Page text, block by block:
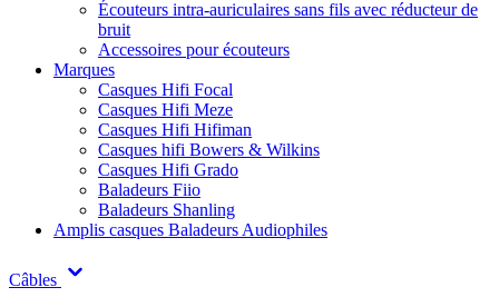
Écouteurs intra-auriculaires sans fils avec réducteur de
bruit
Accessoires pour écouteurs
Marques
Casques Hifi Focal
Casques Hifi Meze
Casques Hifi Hifiman
Casques hifi Bowers & Wilkins
Casques Hifi Grado
Baladeurs Fiio
Baladeurs Shanling
Amplis casques Baladeurs Audiophiles
Câbles